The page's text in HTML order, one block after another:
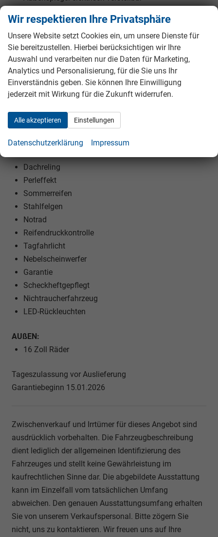
Elektrische Fensterheber vorne und hinten
Polsterstoff
Vordersitze höhenverstellbar
Lendenwirbelstütze Fahrer und Beifahrer
Armlehnen vorne
ISOFIX am Beifahrersitz
Rücksitzbank teilbar
Lenkrad höhenverstellbar
Dachreling
Perleffekt
Sommerreifen
Stahlfelgen
Notrad
Reifendruckkontrolle
Tagfahrlicht
Nebelscheinwerfer
Garantie
Scheckheftgepflegt
Nichtraucherfahrzeug
LED-Rückleuchten
AUßEN:
16 Zoll Räder
Tageszulassung vor Auslieferung
Garantiebeginn 15.01.2026
Zwischenverkauf und Irrtümer für dieses Angebot sind
ausdrücklich vorbehalten. Die Fahrzeugbeschreibung
dient lediglich der allgemeinen Identifizierung des
Fahrzeuges und stellt keine Gewährleistung im
kaufrechtlichen Sinne dar. Die abgebildete Ausstattung
kann im Einzelfall vom tatsächlichen Umfang
abweichen. Den genauen Ausstattungsumfang erhalten
Sie von unserem Verkaufspersonal. Bitte zögern Sie
nicht, uns zu kontaktieren. Wir freuen uns auf Ihre
Wir respektieren Ihre Privatsphäre
Unsere Website setzt Cookies ein, um unsere Dienste für
Sie bereitzustellen. Hierbei berücksichtigen wir Ihre
Auswahl und verarbeiten nur die Daten für Marketing,
Analytics und Personalisierung, für die Sie uns Ihr
Einverständnis geben. Sie können Ihre Einwilligung
jederzeit mit Wirkung für die Zukunft widerrufen.
Alle akzeptieren Einstellungen
Datenschutzerklärung Impressum